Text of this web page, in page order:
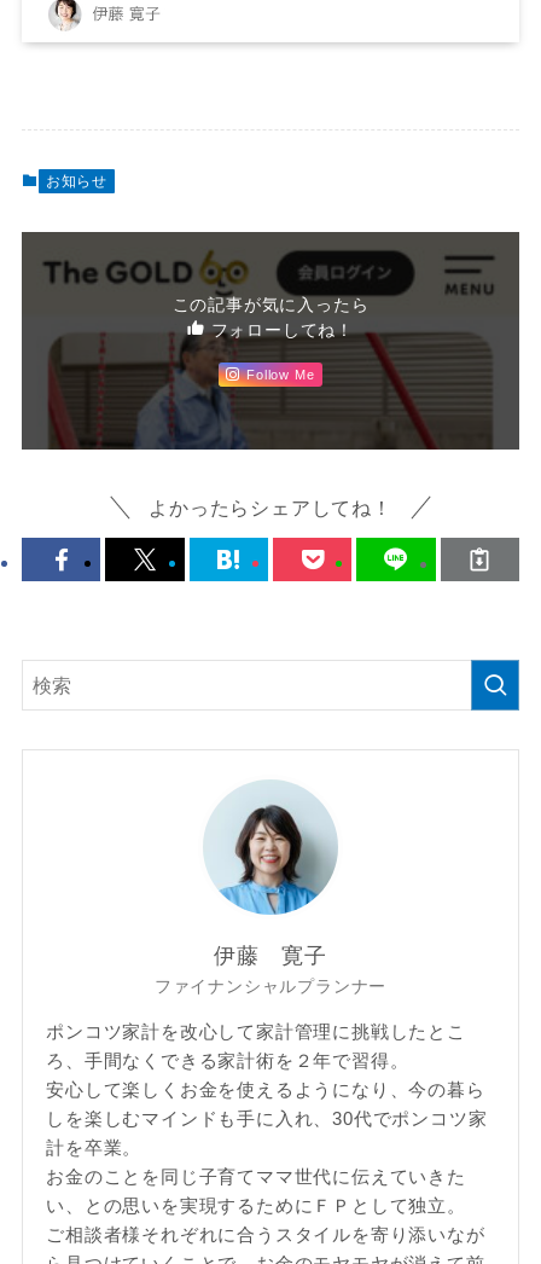
お知らせ
この記事が気に入ったら
フォローしてね！
Follow Me
よかったらシェアしてね！
伊藤 寛子
ファイナンシャルプランナー
ポンコツ家計を改心して家計管理に挑戦したとこ
ろ、手間なくできる家計術を２年で習得。
安心して楽しくお金を使えるようになり、今の暮ら
しを楽しむマインドも手に入れ、30代でポンコツ家
計を卒業。
お金のことを同じ子育てママ世代に伝えていきた
い、との思いを実現するためにＦＰとして独立。
ご相談者様それぞれに合うスタイルを寄り添いなが